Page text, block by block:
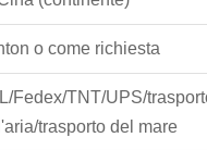
o come richiesta
Fedex/TNT/UPS/
trasporto del mare